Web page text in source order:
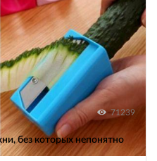
71239
без которых непонятно